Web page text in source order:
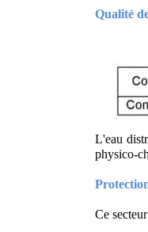
Qualité
L'eau
physico-
Ce